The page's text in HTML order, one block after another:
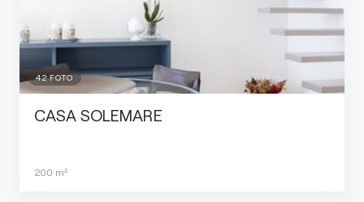
42FOTO
CASA SOLEMARE
200 m²